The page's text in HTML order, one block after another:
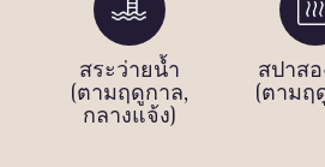
สระว่ายน้ำ
(ตามฤดูกาล,
กลางแจ้ง)
สปาส
(ตามฤ